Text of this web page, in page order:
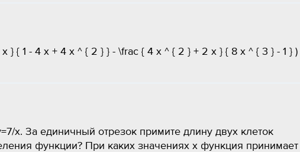
} { 1 - 4 x + 4 x ^ { 2 } } - \frac { 4 x ^ { 2 } + 2 x } { 8 x ^ { 3 } - 1 } )
x. За единичный отрезок примите длину двух клеток
функции? При каких значениях x функция принимает